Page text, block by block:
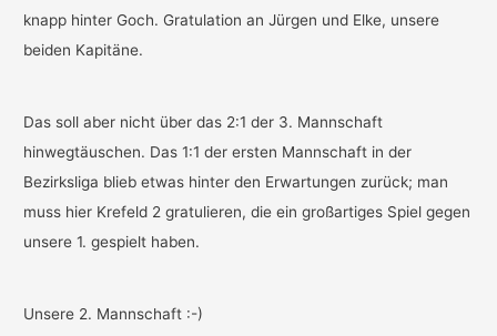
knapp hinter Goch. Gratulation an Jürgen und Elke, unsere
beiden Kapitäne.
Das soll aber nicht über das 2:1 der 3. Mannschaft
hinwegtäuschen. Das 1:1 der ersten Mannschaft in der
Bezirksliga blieb etwas hinter den Erwartungen zurück; man
muss hier Krefeld 2 gratulieren, die ein großartiges Spiel gegen
unsere 1. gespielt haben.
Unsere 2. Mannschaft :-)